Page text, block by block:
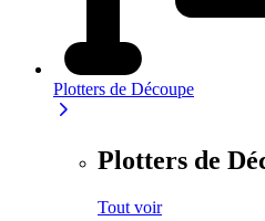
Plotters de Découpe
Plotters de
Tout voir